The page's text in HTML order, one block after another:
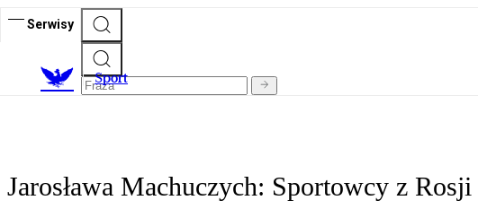
Serwisy
Sport
Jarosława Machuczych: Sportowcy z